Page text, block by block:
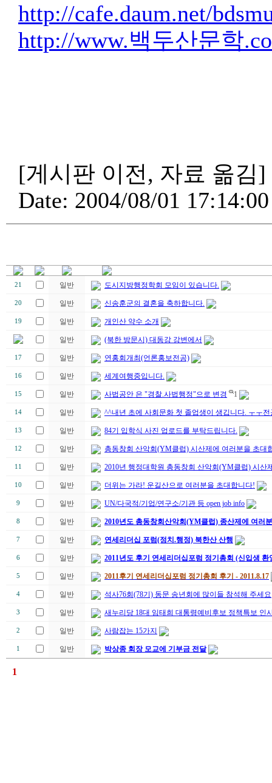
http://cafe.daum.net/
http://www.백두산문학
[게시판 이전, 자료 옮김]
Date: 2004/08/01
21 일반 도시지방행정학회 모임이 있습니다.
20 일반 신송훈군의 결혼을 축하합니다.
19 일반 개인산 약수 소개
일반 (북한 방문시) 대동강 강변에서
17 일반 연홍회개최(언론홍보전공)
16 일반 세계여행중입니다.
15 일반 사법공안 은 "경찰.사법행정"으로 변경 1
14 일반 ^^내년 초에 사회문화 첫 졸업생이 생깁니다. ㅜㅜ
13 일반 84기 입학식 사진 업로드를 부탁드립니다.
12 일반 총동창회 산악회(YM클럽) 시산제에 여러분을 초대
11 일반 2010년 행정대학원 총동창회 산악회(YM클럽) 시산
10 일반 더위는 가라! 운길산으로 여러분을 초대합니다!
9 일반 UN/다국적/기업/연구소/기관 등 open job info
8 일반 2010년도 총동창회산악회(YM클럽) 종산제에 여러
7 일반 연세리더십 포럼(정치.행정) 북한산 산행
6 일반 2011년도 후기 연세리더십포럼 정기총회 (신입생
5 일반 2011후기 연세리더십포럼 정기총회 후기 - 2011.8.17
4 일반 석사76회(78기) 동문 송년회에 많이들 참석해 주세요
3 일반 새누리당 18대 임태희 대통령예비후보 정책특보 인
2 일반 사람잡는 15가지
1 일반 박상종 회장 모교에 기부금 전달
1